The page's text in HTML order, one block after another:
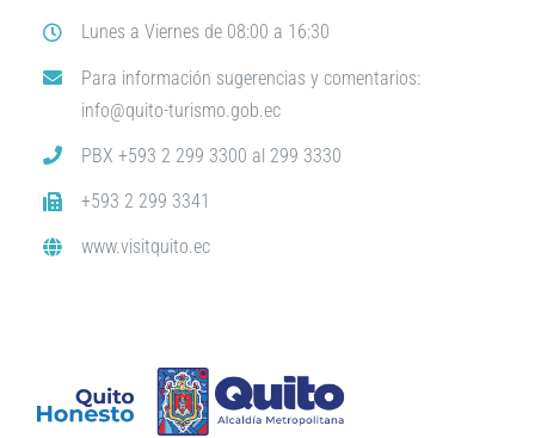
Lunes a Viernes de 08:00 a 16:30
Para información sugerencias y comentarios:
info@quito-turismo.gob.ec
PBX +593 2 299 3300 al 299 3330
+593 2 299 3341
www.visitquito.ec